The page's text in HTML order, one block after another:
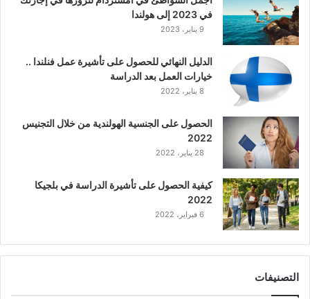
في 2023 إلى هولندا
9 يناير، 2023
الدليل النهائي للحصول على تأشيرة عمل فنلندا ..
خيارات العمل بعد الدراسة
8 يناير، 2022
الحصول على الجنسية الهولندية من خلال التجنيس
2022
28 يناير، 2022
كيفية الحصول على تأشيرة الدراسة في بلجيكا
2022
6 فبراير، 2022
التصنيفات